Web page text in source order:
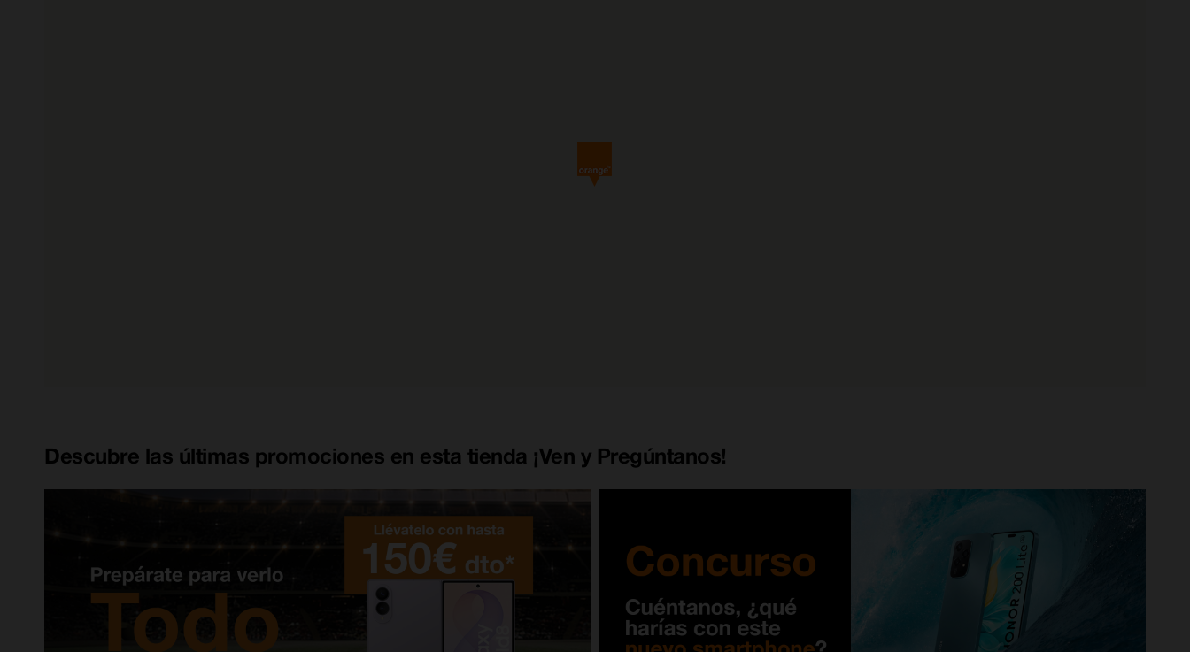
Descubre las últimas promociones en esta tienda ¡Ven y Pregúntanos!